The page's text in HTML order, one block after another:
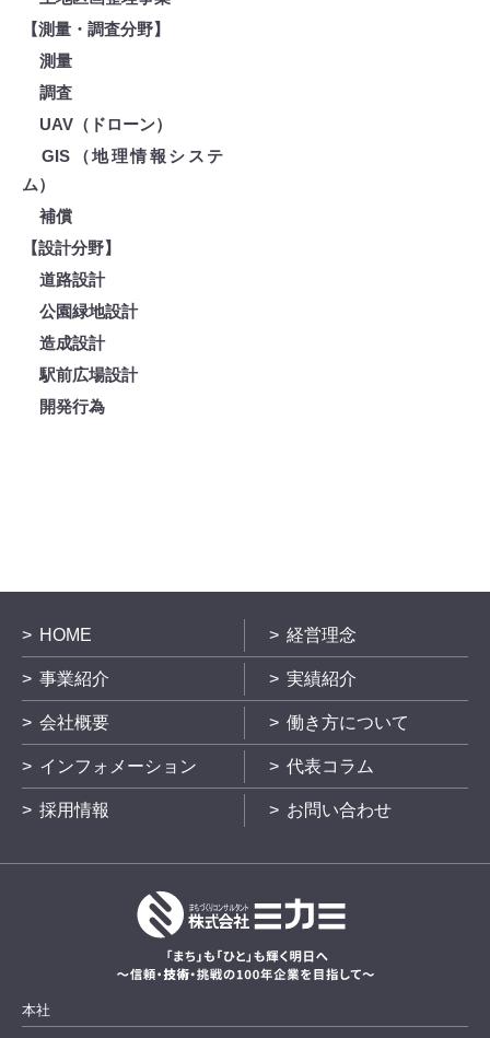
【測量・調査分野】
測量
調査
UAV（ドローン）
GIS（地理情報システ
ム）
補償
【設計分野】
道路設計
公園緑地設計
造成設計
駅前広場設計
開発行為
HOME 経営理念
事業紹介 実績紹介
会社概要 働き方について
インフォメーション 代表コラム
採用情報 お問い合わせ
本社